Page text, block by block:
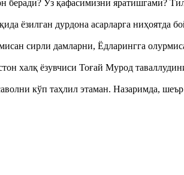
беради? Ўз қафасимизни яратишгами?
ёзилган дурдона асарларга
сирли дамларни, Ёдларингга
халқ ёзувчиси Тоғай Мурод
кўп таҳлил этаман. Назаримда,